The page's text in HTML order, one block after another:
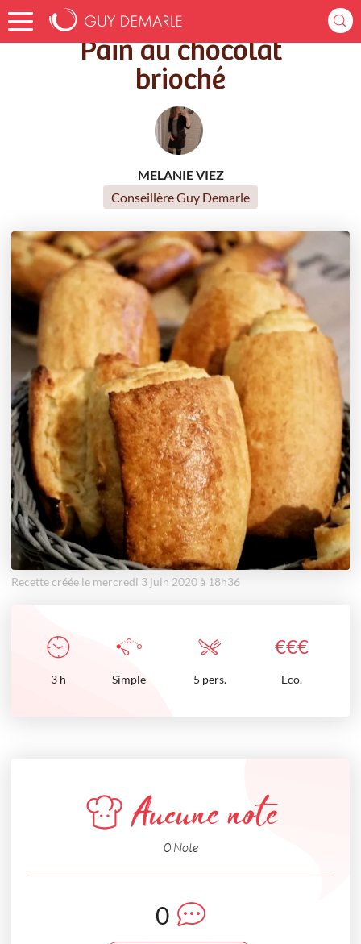
Accueil Recettes Pain au chocolat brioché
Pain au chocolat
brioché
MELANIE VIEZ
Conseillère Guy Demarle
Recette créée le mercredi 3 juin 2020 à 18h36
€€€
3 h Simple 5 pers. Eco.
Aucune note
0 Note
0